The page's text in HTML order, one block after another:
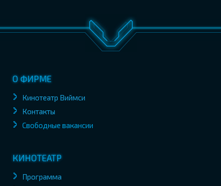
О ФИРМЕ
Кинотеатр Виймси
Контакты
Свободные вакансии
КИНОТЕАТР
Программа